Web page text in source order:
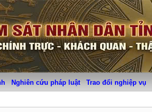
Nghiên cứu pháp luật Trao đổi nghiệp vụ